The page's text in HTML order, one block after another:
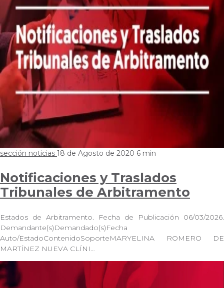
sección noticias 18 de Agosto de 2020 6 min
Notificaciones y Traslados
Tribunales de Arbitramento
Estados de Arbitramento. Fecha de Publicación 06/03/2026.
Demandante(s)Demandado(s)Fecha
Auto/EstadoContenidoSoporteMARYELINA ROMERO DE
MARTÍNEZ NUEVA CLÍNI…